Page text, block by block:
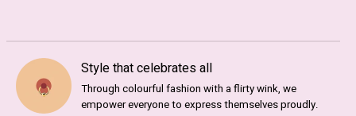
Style that celebrates all
Through colourful fashion with a flirty wink, we
empower everyone to express themselves proudly.